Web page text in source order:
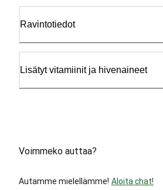
Ravintotiedot
Lisätyt vitamiinit ja hivenaineet
Voimmeko auttaa?
Autamme mielellämme! Aloita chat!